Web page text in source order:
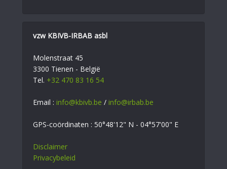
vzw KBIVB-IRBAB asbl
Molenstraat 45
3300 Tienen - België
Tel. +32 470 83 16 54
Email : info@kbivb.be / info@irbab.be
GPS-coördinaten : 50°48'12" N - 04°57'00" E
Disclaimer
Privacybeleid